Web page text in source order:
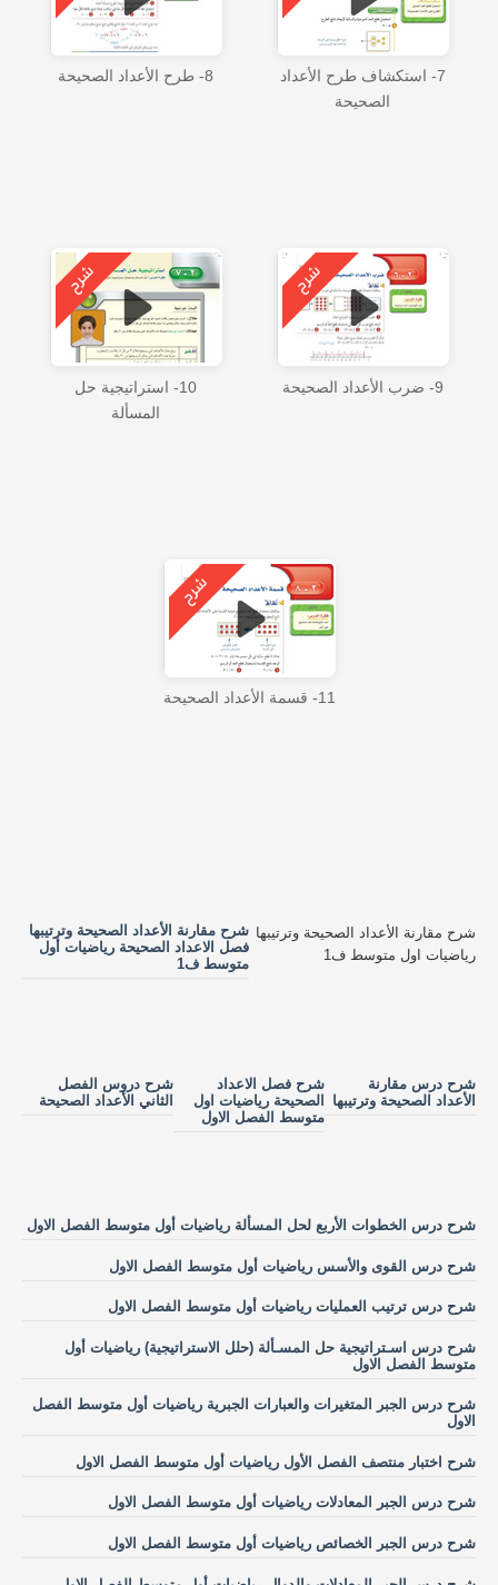
7- استكشاف طرح الأعداد
الصحيحة
8- طرح الأعداد الصحيحة
9- ضرب الأعداد الصحيحة
10- استراتيجية حل
المسألة
11- قسمة الأعداد الصحيحة
شرح مقارنة الأعداد الصحيحة وترتيبها
رياضيات اول متوسط ف1
شرح مقارنة الأعداد الصحيحة وترتيبها
فصل الاعداد الصحيحة رياضيات أول
متوسط ف1
شرح درس مقارنة
الأعداد الصحيحة وترتيبها
شرح فصل الاعداد
الصحيحة رياضيات اول
متوسط الفصل الاول
شرح دروس الفصل
الثاني الأعداد الصحيحة
شرح درس الخطوات الأربع لحل المسألة رياضيات أول متوسط الفصل الاول
شرح درس القوى والأسس رياضيات أول متوسط الفصل الاول
شرح درس ترتيب العمليات رياضيات أول متوسط الفصل الاول
شرح درس اسـتراتيجية حل المسـألة (حلل الاستراتيجية) رياضيات أول
متوسط الفصل الاول
شرح درس الجبر المتغيرات والعبارات الجبرية رياضيات أول متوسط الفصل
الاول
شرح اختبار منتصف الفصل الأول رياضيات أول متوسط الفصل الاول
شرح درس الجبر المعادلات رياضيات أول متوسط الفصل الاول
شرح درس الجبر الخصائص رياضيات أول متوسط الفصل الاول